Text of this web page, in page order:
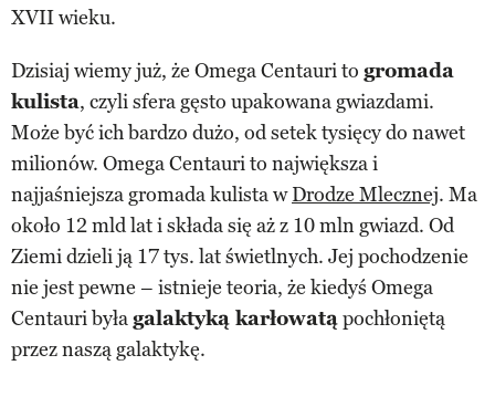
XVII wieku.
Dzisiaj wiemy już, że Omega Centauri to gromada
kulista, czyli sfera gęsto upakowana gwiazdami.
Może być ich bardzo dużo, od setek tysięcy do nawet
milionów. Omega Centauri to największa i
najjaśniejsza gromada kulista wDrodze Mlecznej. Ma
około 12 mld lat i składa się aż z 10 mln gwiazd. Od
Ziemi dzieli ją 17 tys. lat świetlnych. Jej pochodzenie
nie jest pewne – istnieje teoria, że kiedyś Omega
Centauri byłagalaktyką karłowatąpochłoniętą
przez naszą galaktykę.